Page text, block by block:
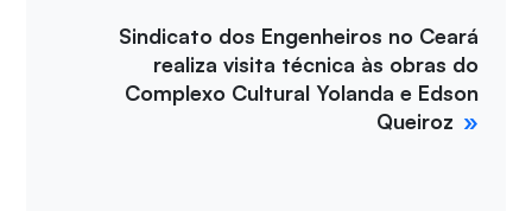
Sindicato dos Engenheiros no Ceará
realiza visita técnica às obras do
Complexo Cultural Yolanda e Edson
Queiroz